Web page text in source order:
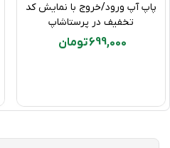
سازگار با اکثر انواع
پاپ آپ ورود/خروج با نمایش کد
تخفیف در پرستاشاپ
699,000 تومان